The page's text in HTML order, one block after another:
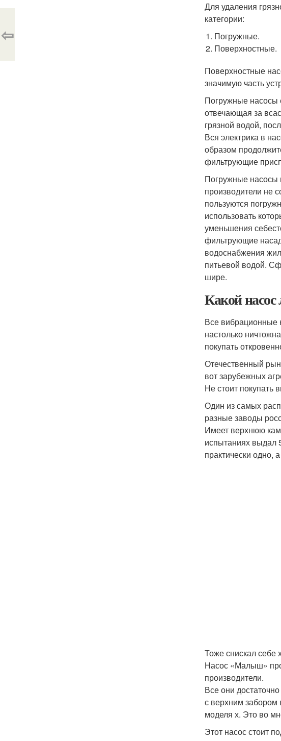
Для удаления
категории:
Погружные.
Поверхностные.
Поверхностные
значимую часть
Погружные насосы
отвечающая за
грязной водой,
Вся электрика в
образом
фильтрующие
Погружные насосы
производители не
пользуются
использовать
уменьшения
фильтрующие
водоснабжения
питьевой водой.
шире.
Какой
Все вибрационные
настолько
покупать
Отечественный
вот зарубежных
Не стоит покупать
Один из самых
разные заводы
Имеет верхнюю
испытаниях выдал
практически одно,
Тоже снискал себе
Насос «Малыш»
производители.
Все они
с верхним забором
моделя х. Это во
Этот насос стоит
⇦